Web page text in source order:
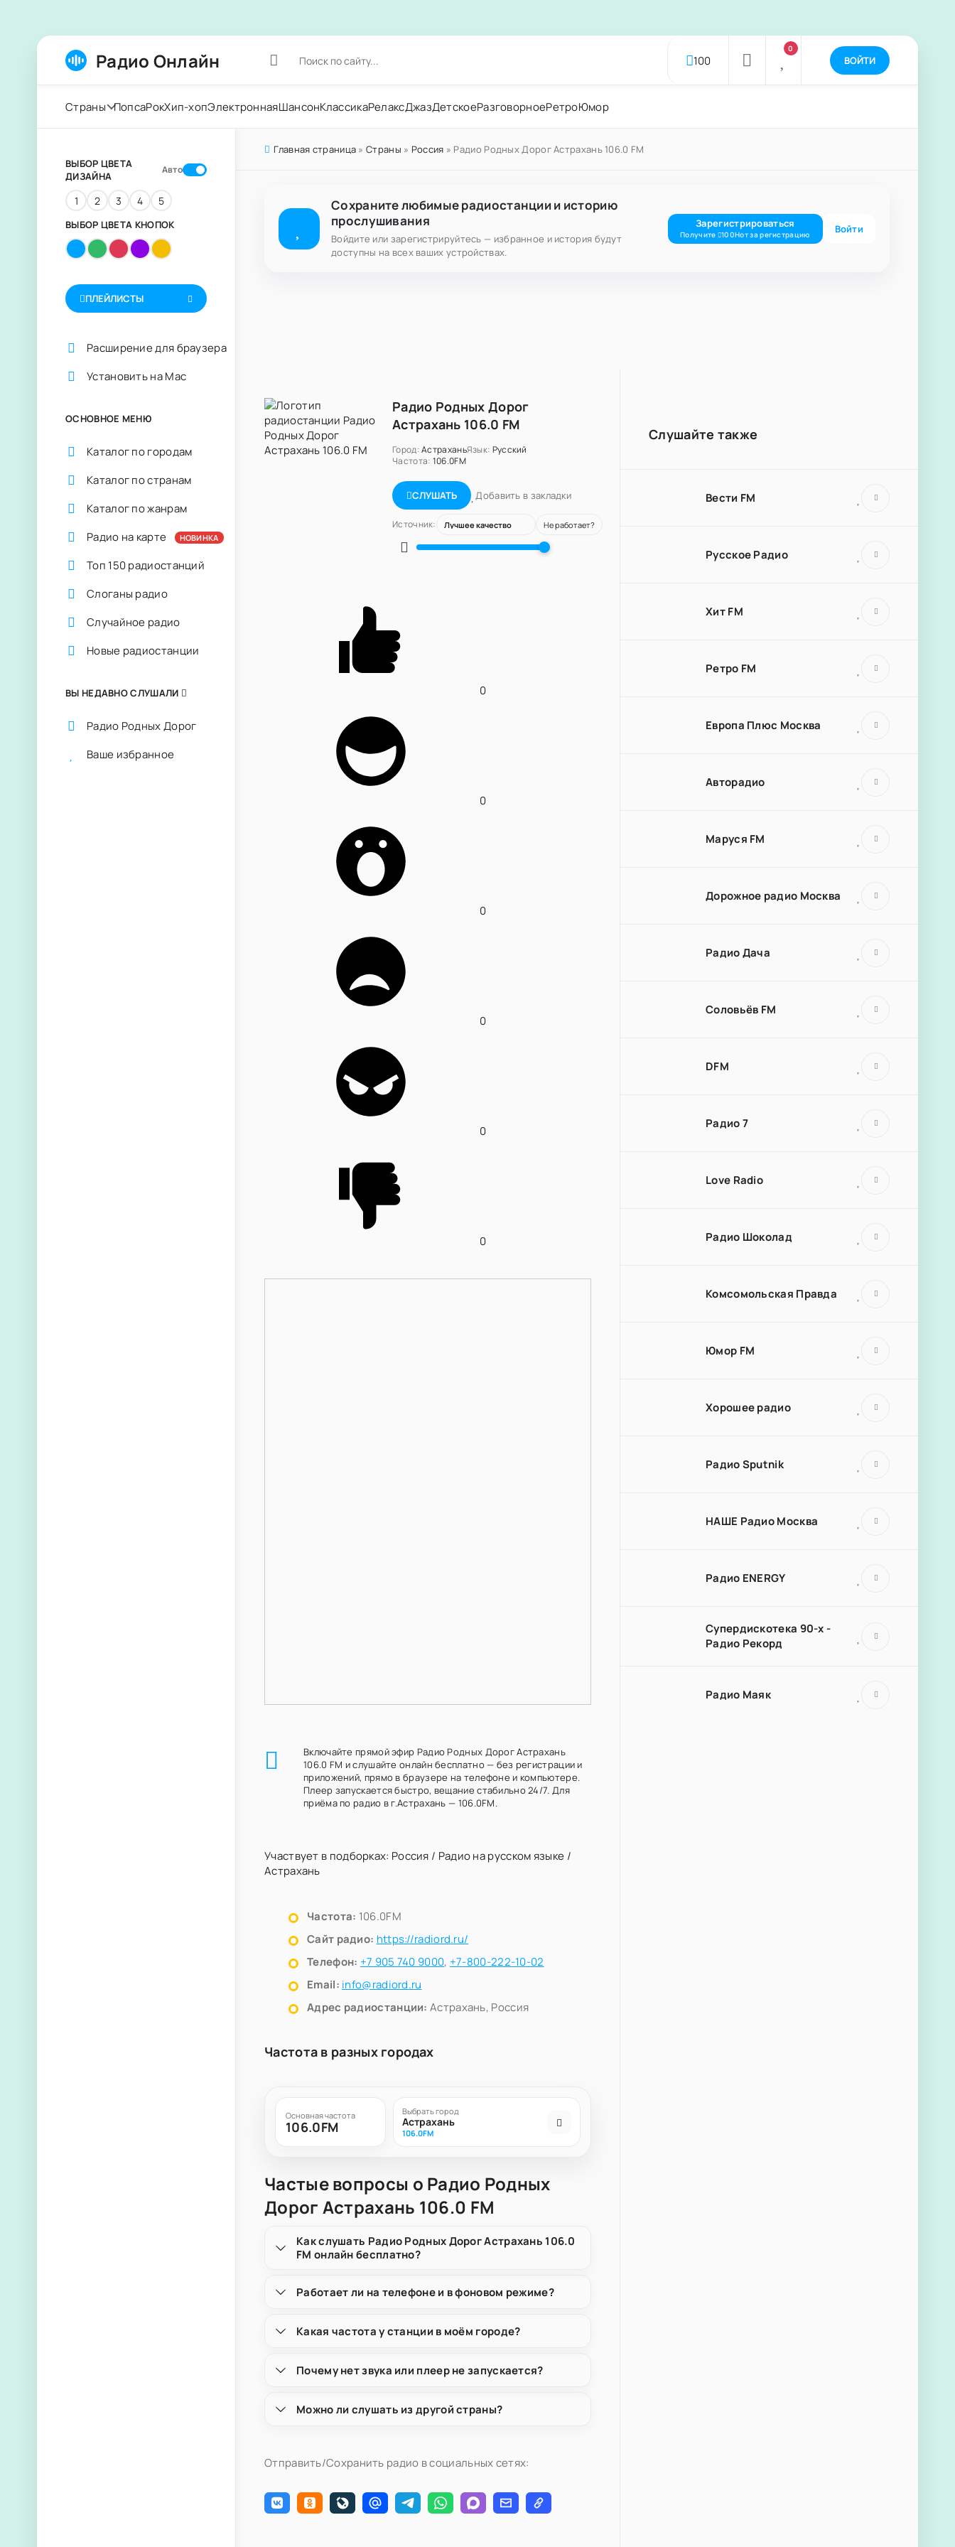
Радио Онлайн 100
0
ВОЙТИ
Страны ПопсаРокХип-хопЭлектроннаяШансонКлассикаРелаксДжазДетскоеРазговорноеРетроЮмор
Главная страница »Страны » Россия » Радио Родных Дорог Астрахань 106.0 FM
Сохраните любимые радиостанции и историю
прослушивания
Войдите или зарегистрируйтесь — избранное и история будут
доступны на всех ваших устройствах.
Зарегистрироваться
Получите 100Нотза регистрацию Войти
Радио Родных Дорог
Астрахань 106.0 FM
Город:АстраханьЯзык: Русский
Частота: 106.0FM
СЛУШАТЬ Добавить в закладки
Источник: Не работает?
0
0
0
0
0
0
Включайте прямой эфир Радио Родных Дорог Астрахань
106.0 FM и слушайте онлайн бесплатно — без регистрации и
приложений, прямо в браузере на телефоне и компьютере.
Плеер запускается быстро, вещание стабильно 24/7. Для
приёма по радио в г.Астрахань — 106.0FM.
Участвует в подборках: Россия / Радио на русском языке /
Астрахань
Частота: 106.0FM
Сайт радио: https://radiord.ru/
Телефон: +7 905 740 9000, +7-800-222-10-02
Email: info@radiord.ru
Адрес радиостанции: Астрахань, Россия
Частота в разных городах
Основная частота
106.0FM
Выбрать город
Астрахань
106.0FM
Частые вопросы о Радио Родных
Дорог Астрахань 106.0 FM
Как слушать Радио Родных Дорог Астрахань 106.0
FM онлайн бесплатно?
Работает ли на телефоне и в фоновом режиме?
Какая частота у станции в моём городе?
Почему нет звука или плеер не запускается?
Можно ли слушать из другой страны?
Отправить/Сохранить радио в социальных сетях:
Слушайте также
Вести FM
Русское Радио
Хит FM
Ретро FM
Европа Плюс Москва
Авторадио
Маруся FM
Дорожное радио Москва
Радио Дача
Соловьёв FM
DFM
Радио 7
Love Radio
Радио Шоколад
Комсомольская Правда
Юмор FM
Хорошее радио
Радио Sputnik
НАШЕ Радио Москва
Радио ENERGY
Супердискотека 90-х -
Радио Рекорд
Радио Маяк
ВЫБОР ЦВЕТА
ДИЗАЙНА
Авто
1 2 3 4 5
ВЫБОР ЦВЕТА КНОПОК
ПЛЕЙЛИСТЫ
Расширение для браузера
Установить на Mac
ОСНОВНОЕ МЕНЮ
Каталог по городам
Каталог по странам
Каталог по жанрам
Радио на карте
НОВИНКА
Топ 150 радиостанций
Слоганы радио
Случайное радио
Новые радиостанции
ВЫ НЕДАВНО СЛУШАЛИ
Радио Родных Дорог
Ваше избранное